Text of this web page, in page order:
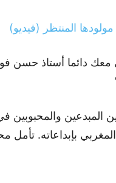
المنتظر (فيديو)
معك دائما أستاذ حسن
المبدعين
بإبداعاته.